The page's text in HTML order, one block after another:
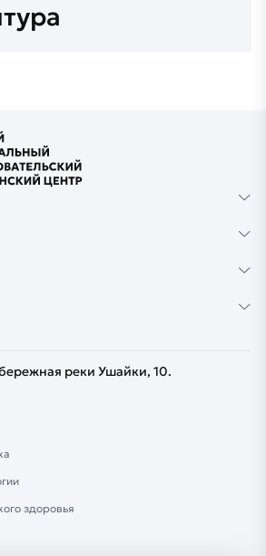
реки Ушайки, 10.
здоровья